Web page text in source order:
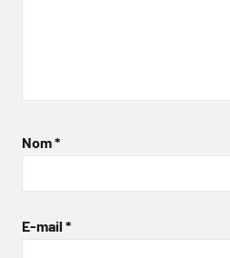
Nom*
E-mail *